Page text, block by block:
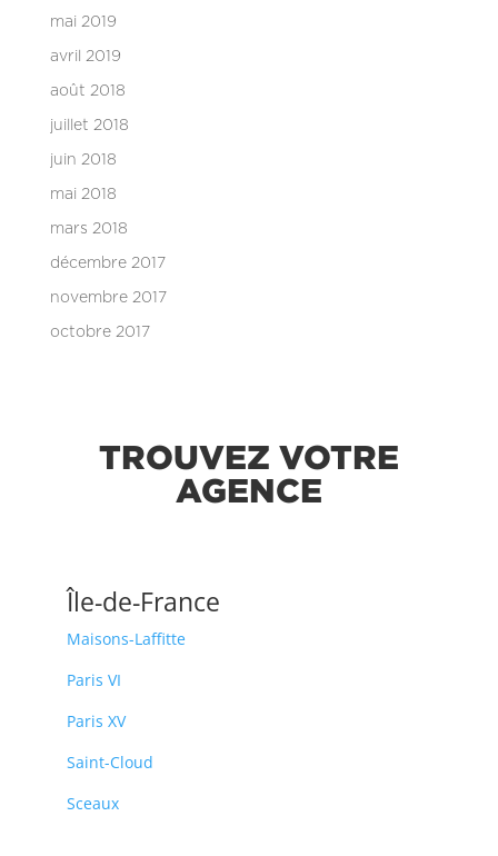
mai 2019
avril 2019
août 2018
juillet 2018
juin 2018
mai 2018
mars 2018
décembre 2017
novembre 2017
octobre 2017
TROUVEZ VOTRE
AGENCE
Île-de-France
Maisons-Laffitte
Paris VI
Paris XV
Saint-Cloud
Sceaux